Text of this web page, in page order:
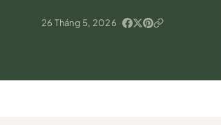
26 Tháng 5, 2026 ·